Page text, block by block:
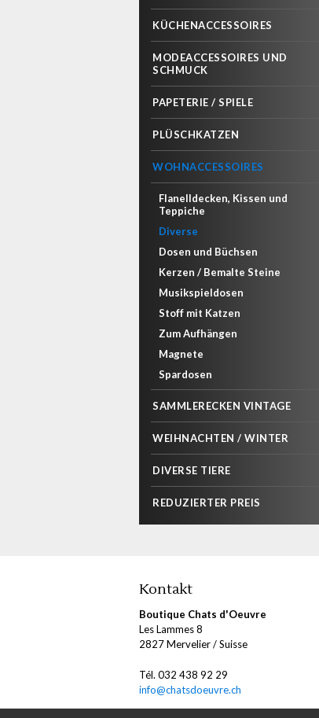
KÜCHENACCESSOIRES
MODEACCESSOIRES UND
SCHMUCK
PAPETERIE / SPIELE
PLÜSCHKATZEN
WOHNACCESSOIRES
Flanelldecken, Kissen und
Teppiche
Diverse
Dosen und Büchsen
Kerzen / Bemalte Steine
Musikspieldosen
Stoff mit Katzen
Zum Aufhängen
Magnete
Spardosen
SAMMLERECKEN VINTAGE
WEIHNACHTEN / WINTER
DIVERSE TIERE
REDUZIERTER PREIS
Kontakt
Boutique Chats d'Oeuvre
Les Lammes 8
2827 Mervelier / Suisse
Tél. 032 438 92 29
info@chatsdoeuvre.ch